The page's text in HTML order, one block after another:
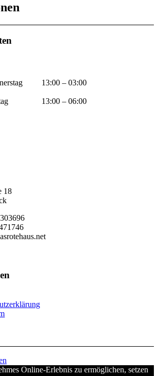
13:00 – 03:00
13:00 – 06:00
18
Online-Erlebnis zu ermöglichen, setzen